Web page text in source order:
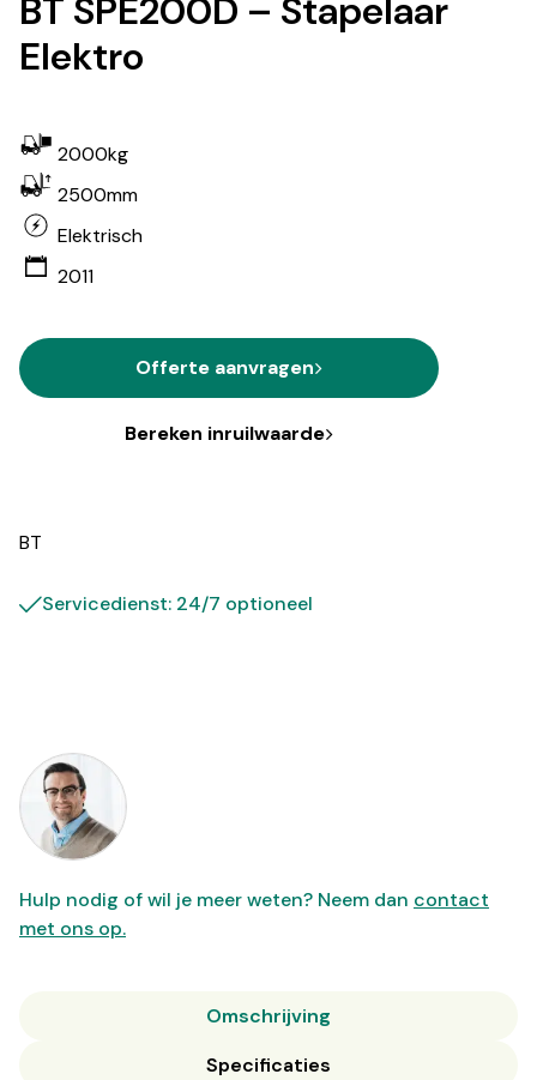
BT SPE200D – Stapelaar
Elektro
2000kg
2500mm
Elektrisch
2011
Offerte aanvragen
Bereken inruilwaarde
BT
Servicedienst: 24/7 optioneel
Hulp nodig of wil je meer weten? Neem dan contact
met ons op.
Omschrijving
Specificaties